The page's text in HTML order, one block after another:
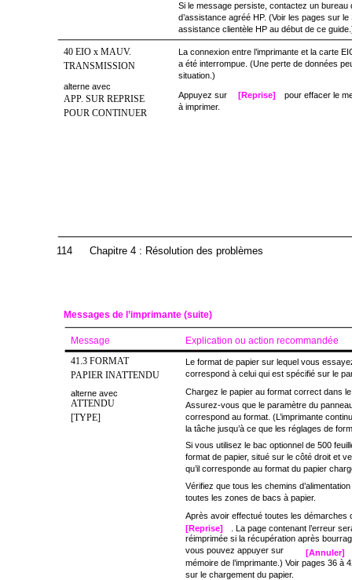
114 Chapitre 4 : Résolution des problèmes
Si le message persiste, contactez un bureau
d’assistance agréé HP. (Voir les pages sur
assistance clientèle HP au début de ce
40 EIO x MAUV.
TRANSMISSION
alterne avec
APP. SUR REPRISE
POUR CONTINUER
La connexion entre l’imprimante et la carte
a été interrompue. (Une perte de données
situation.)
Appuyez sur [Reprise]
pour effacer le
à imprimer.
41.3 FORMAT
PAPIER INATTENDU
alterne avec
ATTENDU
[TYPE]
Le format de papier sur lequel vous
correspond à celui qui est spécifié sur le
Chargez le papier au format correct dans
Assurez-vous que le paramètre du
correspond au format. (L’imprimante
la tâche jusqu’à ce que les réglages de
Si vous utilisez le bac optionnel de 500
format de papier, situé sur le côté droit et
qu’il corresponde au format du papier
Vérifiez que tous les chemins
toutes les zones de bacs à papier.
Après avoir effectué toutes les démarches
[Reprise]
. La page contenant l’erreur
réimprimée si la récupération après
vous pouvez appuyer sur
[Annuler]
mémoire de l’imprimante.) Voir pages 36 à
sur le chargement du papier.
Messages de l’imprimante (suite)
Message Explication ou action recommandée